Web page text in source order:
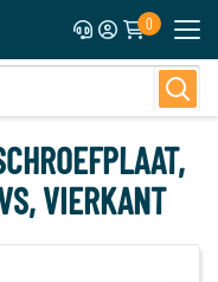
0
VIERKANT